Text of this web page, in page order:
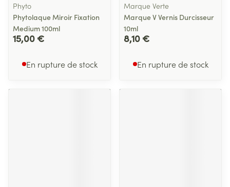
Phyto
Phytolaque Miroir Fixation
Medium 100ml
15,00 €
En rupture de stock
Marque Verte
Marque V Vernis Durcisseur
10ml
8,10 €
En rupture de stock